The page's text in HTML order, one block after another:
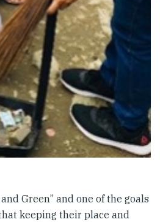
Green” and one of the goals
keeping their place and